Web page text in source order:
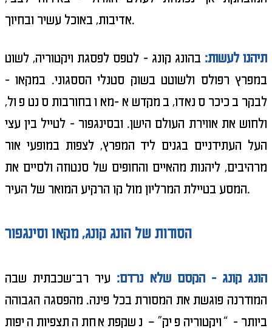
אדיבות, באוכל עשיר ובחיוך.
תיהנו לעשות: בהונג קונג - לטפס לפסגת ויקטוריה, לשוט
במפרץ רפולס ולשוטט בשוק סטנלי הססגוני. במקאו -
לבקר בכיכר סנאדו, במקדש א-מא ובחורבות סנט פול,
ולחוש את אווירת העולם הישן. ובסינגפור - לטייל בין עצי
העל העתידניים בגנים ליד המפרץ, לצפות במופעי אור
מרהיבים, ליהנות מהאיים והחופים של סנטוזה ולסיים את
המסע בטיילת המרליון מול קו הרקיע המואר של העיר.
הסודות של הונג קונג, מקאו וסינגפור
הונג קונג - הקסם שלא נרדם: עיר רב־שכבתית שבה
המודרנה פוגשת את המסורת בכל פינה. מהפסגה הגבוהה
ביותר - “ויקטוריה פיק” – נשקפת אחת התצפיות היפות